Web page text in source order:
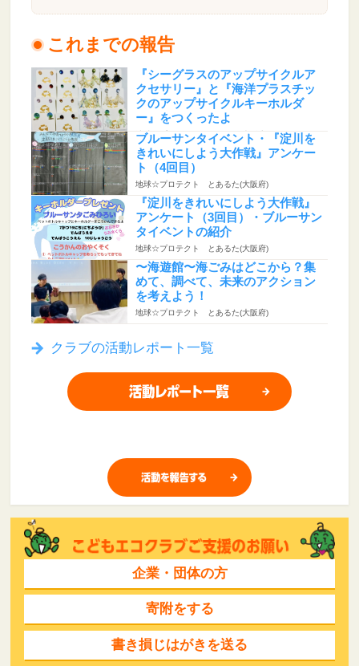
これまでの報告
『シーグラスのアップサイクルア
クセサリー』と『海洋プラスチッ
クのアップサイクルキーホルダ
ー』をつくったよ
地球☆プロテクト とあるた(大阪府)
ブルーサンタイベント・『淀川を
きれいにしよう大作戦』アンケー
ト（4回目）
地球☆プロテクト とあるた(大阪府)
『淀川をきれいにしよう大作戦』
アンケート（3回目）・ブルーサン
タイベントの紹介
地球☆プロテクト とあるた(大阪府)
〜海遊館〜海ごみはどこから？集
めて、調べて、未来のアクション
を考えよう！
地球☆プロテクト とあるた(大阪府)
クラブの活動レポート一覧
企業・団体の方
寄附をする
書き損じはがきを送る